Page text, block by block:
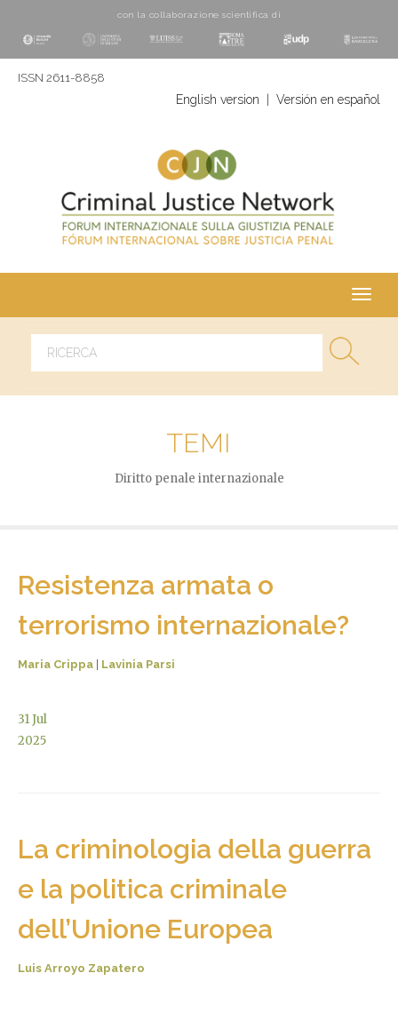
con la collaborazione scientifica di
ISSN 2611-8858
English version Versión en español
TEMI
Diritto penale internazionale
Resistenza armata o
terrorismo internazionale?
Maria Crippa Lavinia Parsi
31Jul
2025
La criminologia della guerra
e la politica criminale
dell’Unione Europea
Luis Arroyo Zapatero